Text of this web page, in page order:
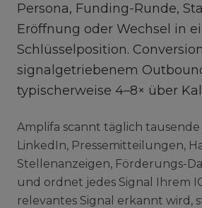
Persona, Funding-Runde,
Eröffnung oder Wechsel in
Schlüsselposition.
signalgetriebenem
typischerweise 4–8× über
Amplifa scannt täglich
LinkedIn, Pressemitteilungen,
Stellenanzeigen, Förderungs-
und ordnet jedes Signal Ihrem
relevantes Signal erkannt wird,